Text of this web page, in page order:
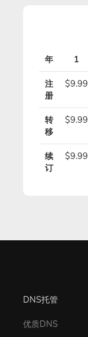
年 1
注
册
$9.99
转
移
$9.99
续
订
$9.99
DNS托管
优质DNS